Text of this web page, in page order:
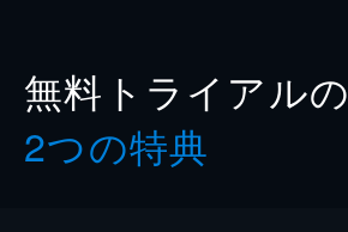
無料トライアルの
2つの特典